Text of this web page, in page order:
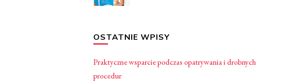
OSTATNIE WPISY
Praktyczne wsparcie podczas opatrywania i drobnych
procedur